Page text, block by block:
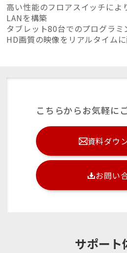
高い性能のフロアスイッチによ
LANを構築
タブレット80台でのプログラミ
HD画質の映像をリアルタイム
こちらからお気軽に
資料ダウ
お問い
サポート